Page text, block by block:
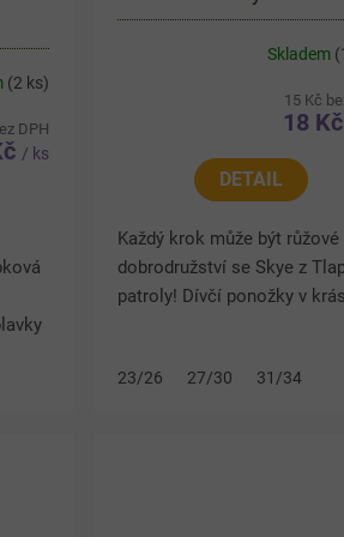
(2 ks)
DPH
/ ks
Skladem
15 Kč
18
DETAIL
Každý krok může být růžové
dobrodružství se Skye z
patroly! Dívčí ponožky v
balení najdete tři...
23/26 27/30 31/34